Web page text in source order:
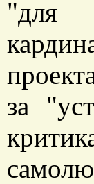
"для
за